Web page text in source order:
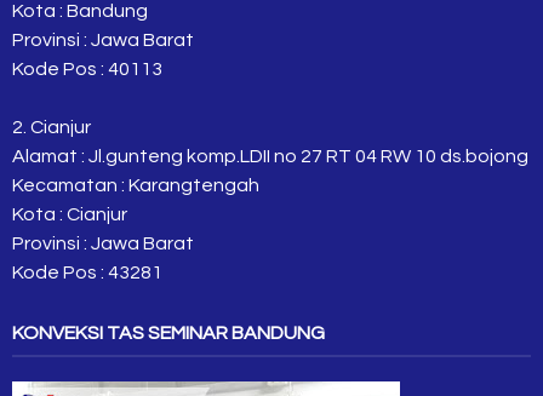
Kota : Bandung
Provinsi : Jawa Barat
Kode Pos : 40113
2. Cianjur
Alamat : Jl.gunteng komp.LDII no 27 RT 04 RW 10 ds.bojong
Kecamatan : Karangtengah
Kota : Cianjur
Provinsi : Jawa Barat
Kode Pos : 43281
KONVEKSI TAS SEMINAR BANDUNG